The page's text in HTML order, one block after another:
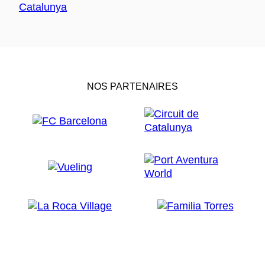
NOS PARTENAIRES